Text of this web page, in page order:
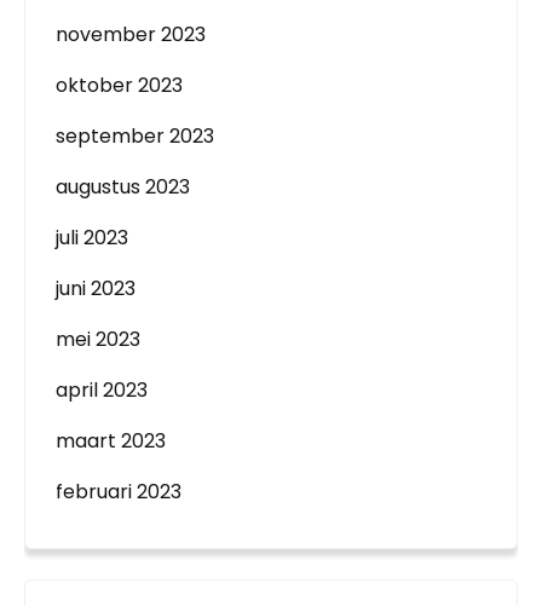
november 2023
oktober 2023
september 2023
augustus 2023
juli 2023
juni 2023
mei 2023
april 2023
maart 2023
februari 2023